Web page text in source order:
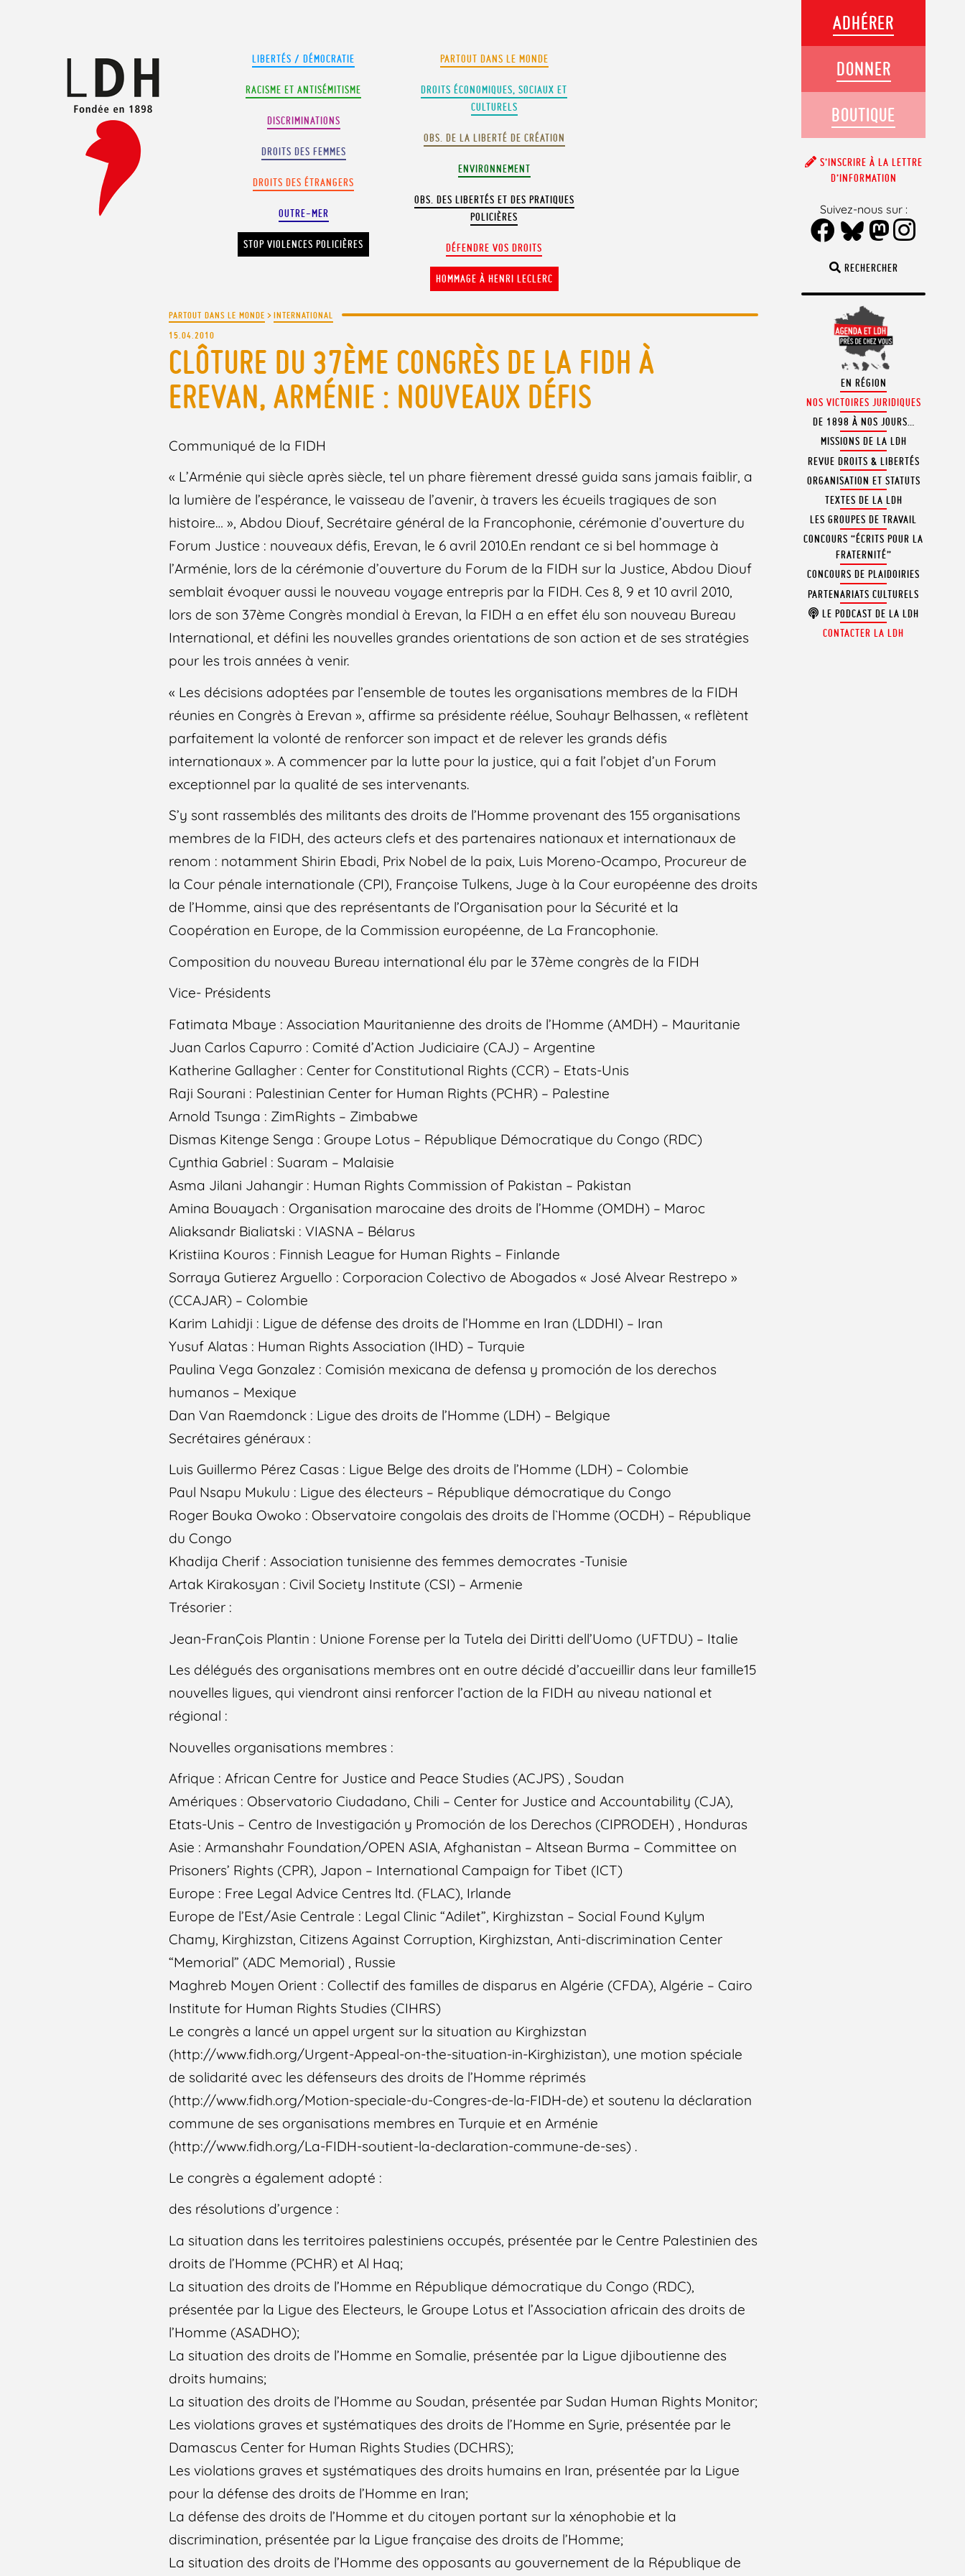
LIBERTÉS / DÉMOCRATIE
RACISME ET ANTISÉMITISME
DISCRIMINATIONS
DROITS DES FEMMES
DROITS DES ÉTRANGERS
OUTRE-MER
STOP VIOLENCES POLICIÈRES
PARTOUT DANS LE MONDE
DROITS ÉCONOMIQUES, SOCIAUX ET
CULTURELS
OBS. DE LA LIBERTÉ DE CRÉATION
ENVIRONNEMENT
OBS. DES LIBERTÉS ET DES PRATIQUES
POLICIÈRES
DÉFENDRE VOS DROITS
HOMMAGE À HENRI LECLERC
PARTOUT DANS LE MONDE >INTERNATIONAL
15.04.2010
CLÔTURE DU 37ÈME CONGRÈS DE LA FIDH À
EREVAN, ARMÉNIE : NOUVEAUX DÉFIS
Communiqué de la FIDH
« L’Arménie qui siècle après siècle, tel un phare fièrement dressé guida sans jamais faiblir, a
la lumière de l’espérance, le vaisseau de l’avenir, à travers les écueils tragiques de son
histoire… », Abdou Diouf, Secrétaire général de la Francophonie, cérémonie d’ouverture du
Forum Justice : nouveaux défis, Erevan, le 6 avril 2010.En rendant ce si bel hommage à
l’Arménie, lors de la cérémonie d’ouverture du Forum de la FIDH sur la Justice, Abdou Diouf
semblait évoquer aussi le nouveau voyage entrepris par la FIDH. Ces 8, 9 et 10 avril 2010,
lors de son 37ème Congrès mondial à Erevan, la FIDH a en effet élu son nouveau Bureau
International, et défini les nouvelles grandes orientations de son action et de ses stratégies
pour les trois années à venir.
« Les décisions adoptées par l’ensemble de toutes les organisations membres de la FIDH
réunies en Congrès à Erevan », affirme sa présidente réélue, Souhayr Belhassen, « reflètent
parfaitement la volonté de renforcer son impact et de relever les grands défis
internationaux ». A commencer par la lutte pour la justice, qui a fait l’objet d’un Forum
exceptionnel par la qualité de ses intervenants.
S’y sont rassemblés des militants des droits de l’Homme provenant des 155 organisations
membres de la FIDH, des acteurs clefs et des partenaires nationaux et internationaux de
renom : notamment Shirin Ebadi, Prix Nobel de la paix, Luis Moreno-Ocampo, Procureur de
la Cour pénale internationale (CPI), Françoise Tulkens, Juge à la Cour européenne des droits
de l’Homme, ainsi que des représentants de l’Organisation pour la Sécurité et la
Coopération en Europe, de la Commission européenne, de La Francophonie.
Composition du nouveau Bureau international élu par le 37ème congrès de la FIDH
Vice- Présidents
Fatimata Mbaye : Association Mauritanienne des droits de l’Homme (AMDH) – Mauritanie
Juan Carlos Capurro : Comité d’Action Judiciaire (CAJ) – Argentine
Katherine Gallagher : Center for Constitutional Rights (CCR) – Etats-Unis
Raji Sourani : Palestinian Center for Human Rights (PCHR) – Palestine
Arnold Tsunga : ZimRights – Zimbabwe
Dismas Kitenge Senga : Groupe Lotus – République Démocratique du Congo (RDC)
Cynthia Gabriel : Suaram – Malaisie
Asma Jilani Jahangir : Human Rights Commission of Pakistan – Pakistan
Amina Bouayach : Organisation marocaine des droits de l’Homme (OMDH) – Maroc
Aliaksandr Bialiatski : VIASNA – Bélarus
Kristiina Kouros : Finnish League for Human Rights – Finlande
Sorraya Gutierez Arguello : Corporacion Colectivo de Abogados « José Alvear Restrepo »
(CCAJAR) – Colombie
Karim Lahidji : Ligue de défense des droits de l’Homme en Iran (LDDHI) – Iran
Yusuf Alatas : Human Rights Association (IHD) – Turquie
Paulina Vega Gonzalez : Comisión mexicana de defensa y promoción de los derechos
humanos – Mexique
Dan Van Raemdonck : Ligue des droits de l’Homme (LDH) – Belgique
Secrétaires généraux :
Luis Guillermo Pérez Casas : Ligue Belge des droits de l’Homme (LDH) – Colombie
Paul Nsapu Mukulu : Ligue des électeurs – République démocratique du Congo
Roger Bouka Owoko : Observatoire congolais des droits de l`Homme (OCDH) – République
du Congo
Khadija Cherif : Association tunisienne des femmes democrates -Tunisie
Artak Kirakosyan : Civil Society Institute (CSI) – Armenie
Trésorier :
Jean-FranÇois Plantin : Unione Forense per la Tutela dei Diritti dell’Uomo (UFTDU) – Italie
Les délégués des organisations membres ont en outre décidé d’accueillir dans leur famille15
nouvelles ligues, qui viendront ainsi renforcer l’action de la FIDH au niveau national et
régional :
Nouvelles organisations membres :
Afrique : African Centre for Justice and Peace Studies (ACJPS) , Soudan
Amériques : Observatorio Ciudadano, Chili – Center for Justice and Accountability (CJA),
Etats-Unis – Centro de Investigación y Promoción de los Derechos (CIPRODEH) , Honduras
Asie : Armanshahr Foundation/OPEN ASIA, Afghanistan – Altsean Burma – Committee on
Prisoners’ Rights (CPR), Japon – International Campaign for Tibet (ICT)
Europe : Free Legal Advice Centres ltd. (FLAC), Irlande
Europe de l’Est/Asie Centrale : Legal Clinic “Adilet”, Kirghizstan – Social Found Kylym
Chamy, Kirghizstan, Citizens Against Corruption, Kirghizstan, Anti-discrimination Center
“Memorial” (ADC Memorial) , Russie
Maghreb Moyen Orient : Collectif des familles de disparus en Algérie (CFDA), Algérie – Cairo
Institute for Human Rights Studies (CIHRS)
Le congrès a lancé un appel urgent sur la situation au Kirghizstan
(http://www.fidh.org/Urgent-Appeal-on-the-situation-in-Kirghizistan), une motion spéciale
de solidarité avec les défenseurs des droits de l’Homme réprimés
(http://www.fidh.org/Motion-speciale-du-Congres-de-la-FIDH-de) et soutenu la déclaration
commune de ses organisations membres en Turquie et en Arménie
(http://www.fidh.org/La-FIDH-soutient-la-declaration-commune-de-ses) .
Le congrès a également adopté :
des résolutions d’urgence :
La situation dans les territoires palestiniens occupés, présentée par le Centre Palestinien des
droits de l’Homme (PCHR) et Al Haq;
La situation des droits de l’Homme en République démocratique du Congo (RDC),
présentée par la Ligue des Electeurs, le Groupe Lotus et l’Association africain des droits de
l’Homme (ASADHO);
La situation des droits de l’Homme en Somalie, présentée par la Ligue djiboutienne des
droits humains;
La situation des droits de l’Homme au Soudan, présentée par Sudan Human Rights Monitor;
Les violations graves et systématiques des droits de l’Homme en Syrie, présentée par le
Damascus Center for Human Rights Studies (DCHRS);
Les violations graves et systématiques des droits humains en Iran, présentée par la Ligue
pour la défense des droits de l’Homme en Iran;
La défense des droits de l’Homme et du citoyen portant sur la xénophobie et la
discrimination, présentée par la Ligue française des droits de l’Homme;
La situation des droits de l’Homme des opposants au gouvernement de la République de
RECHERCHER
EN RÉGION
NOS VICTOIRES JURIDIQUES
DE 1898 À NOS JOURS…
MISSIONS DE LA LDH
REVUE DROITS & LIBERTÉS
ORGANISATION ET STATUTS
TEXTES DE LA LDH
LES GROUPES DE TRAVAIL
CONCOURS “ÉCRITS POUR LA
FRATERNITÉ”
CONCOURS DE PLAIDOIRIES
PARTENARIATS CULTURELS
LE PODCAST DE LA LDH
CONTACTER LA LDH
ADHÉRER
DONNER
BOUTIQUE
S’INSCRIRE À LA LETTRE
D’INFORMATION
Suivez-nous sur :